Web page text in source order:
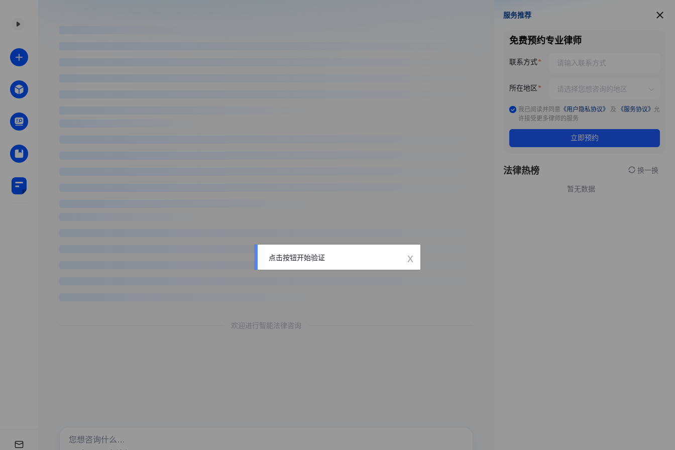
欢迎进行智能法律咨询
服务推荐
服务推荐
免费预约专业律师
联系方式
所在地区
我已阅读并同意 《用户隐私协议》 及 《服务协议》 允
许接受更多律师的服务
立即预约
法律热榜 换一换
暂无数据
点击按钮开始验证 x